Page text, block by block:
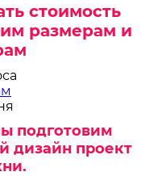
стоимость
размерам и
подготовим
дизайн проект